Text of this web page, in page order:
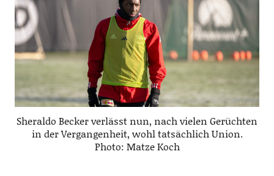
Sheraldo Becker verlässt nun, nach vielen Gerüchten
in der Vergangenheit, wohl tatsächlich Union.
Photo: Matze Koch